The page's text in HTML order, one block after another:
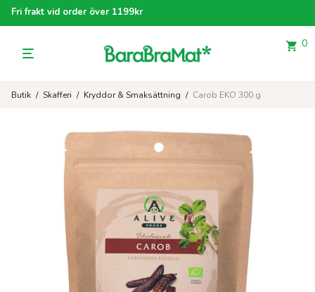
Fri frakt vid order över 1199kr
0
Butik / Skafferi / Kryddor & Smaksättning / Carob EKO 300 g